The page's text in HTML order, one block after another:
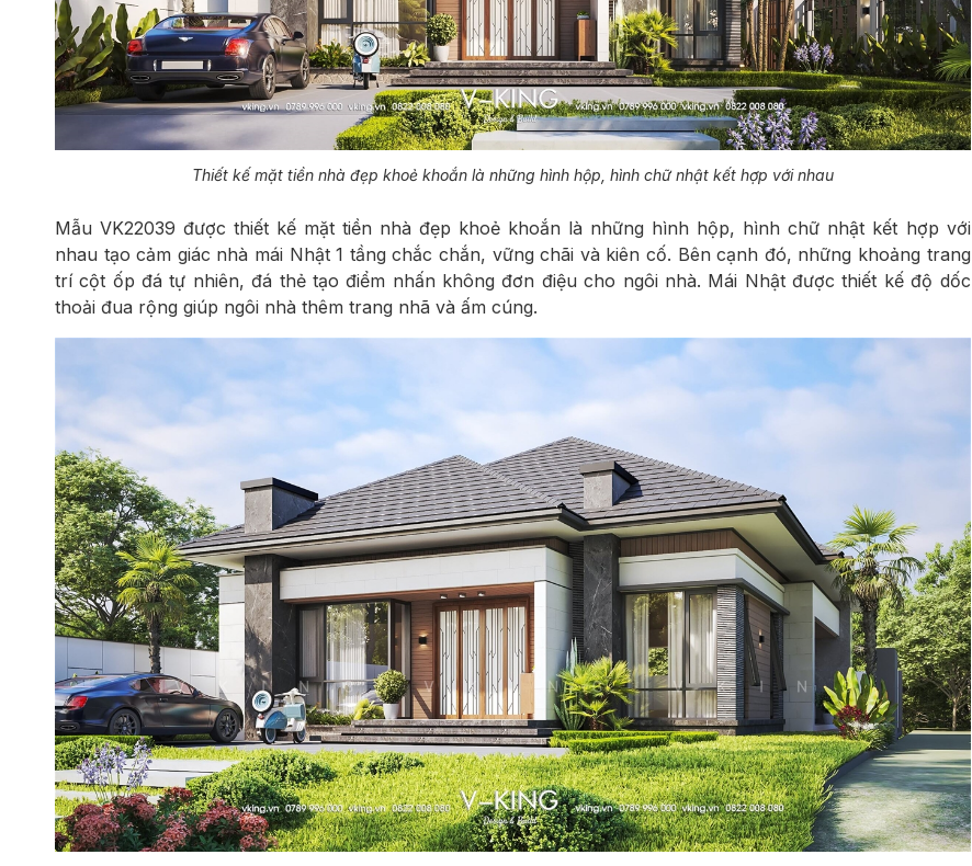
Thiết kế mặt tiền nhà đẹp khoẻ khoắn là những hình hộp, hình chữ nhật kết hợp với nhau
Mẫu VK22039 được thiết kế mặt tiền nhà đẹp khoẻ khoắn là những hình hộp, hình chữ nhật kết hợp với
nhau tạo cảm giác nhà mái Nhật 1 tầng chắc chắn, vững chãi và kiên cố. Bên cạnh đó, những khoảng trang
trí cột ốp đá tự nhiên, đá thẻ tạo điểm nhấn không đơn điệu cho ngôi nhà. Mái Nhật được thiết kế độ dốc
thoải đua rộng giúp ngôi nhà thêm trang nhã và ấm cúng.